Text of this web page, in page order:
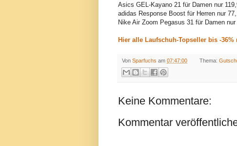
Asics GEL-Kayano 21 für Damen nur
adidas Response Boost für Herren nur
Nike Air Zoom Pegasus 31 für Damen
Hier alle Laufschuh-Topseller bis -36%
Von Sparfuchs am 07:47:00 Thema:
Keine Kommentare:
Kommentar